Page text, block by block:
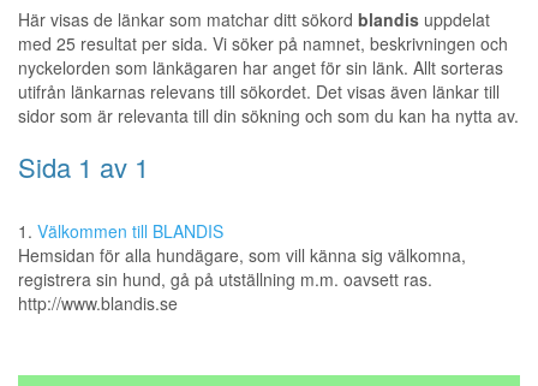
Här visas de länkar som matchar ditt sökord blandis uppdelat
med 25 resultat per sida. Vi söker på namnet, beskrivningen och
nyckelorden som länkägaren har anget för sin länk. Allt sorteras
utifrån länkarnas relevans till sökordet. Det visas även länkar till
sidor som är relevanta till din sökning och som du kan ha nytta av.
Sida 1 av 1
1. Välkommen till BLANDIS
Hemsidan för alla hundägare, som vill känna sig välkomna,
registrera sin hund, gå på utställning m.m. oavsett ras.
http://www.blandis.se